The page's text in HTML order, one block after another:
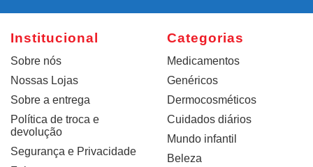
Institucional
Sobre nós
Nossas Lojas
Sobre a entrega
Política de troca e
devolução
Segurança e Privacidade
Categorias
Medicamentos
Genéricos
Dermocosméticos
Cuidados diários
Mundo infantil
Beleza